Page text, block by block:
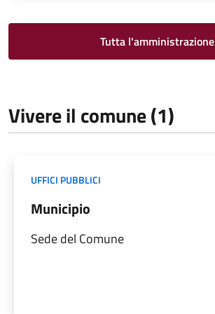
Tutta l'amministrazione
Vivere il comune (1)
UFFICI PUBBLICI
Municipio
Sede del Comune